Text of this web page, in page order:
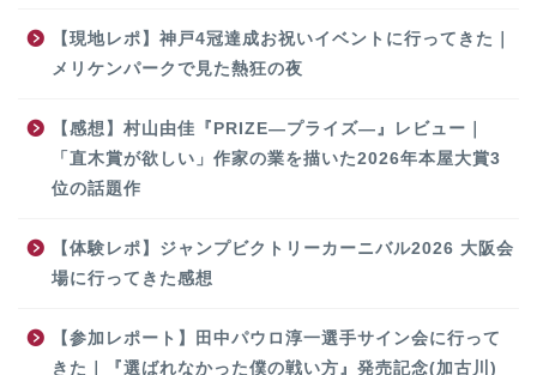
【現地レポ】神戸4冠達成お祝いイベントに行ってきた｜
メリケンパークで見た熱狂の夜
【感想】村山由佳『PRIZE―プライズ―』レビュー｜
「直木賞が欲しい」作家の業を描いた2026年本屋大賞3
位の話題作
【体験レポ】ジャンプビクトリーカーニバル2026 大阪会
場に行ってきた感想
【参加レポート】田中パウロ淳一選手サイン会に行って
きた｜『選ばれなかった僕の戦い方』発売記念(加古川)